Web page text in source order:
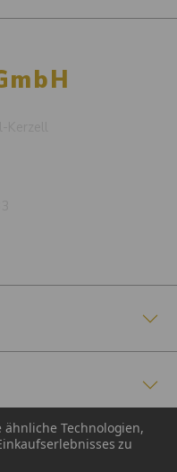
Technologien,
zu